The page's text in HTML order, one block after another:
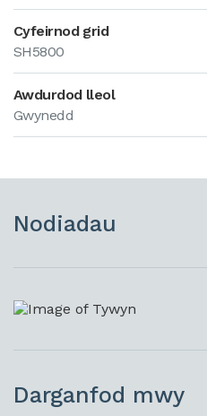
Cyfeirnod grid
SH5800
Awdurdod lleol
Gwynedd
Nodiadau
Darganfod mwy